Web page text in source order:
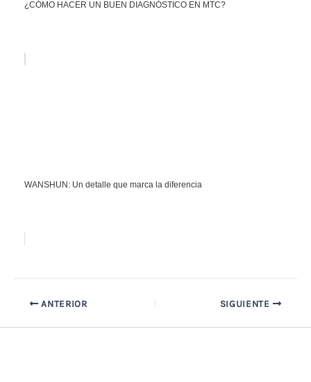
¿CÓMO HACER UN BUEN DIAGNÓSTICO EN MTC?
WANSHUN: Un detalle que marca la diferencia
ANTERIOR SIGUIENTE